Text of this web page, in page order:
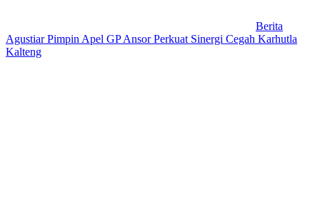
Berita
Agustiar Pimpin Apel GP Ansor Perkuat Sinergi Cegah Karhutla
Kalteng